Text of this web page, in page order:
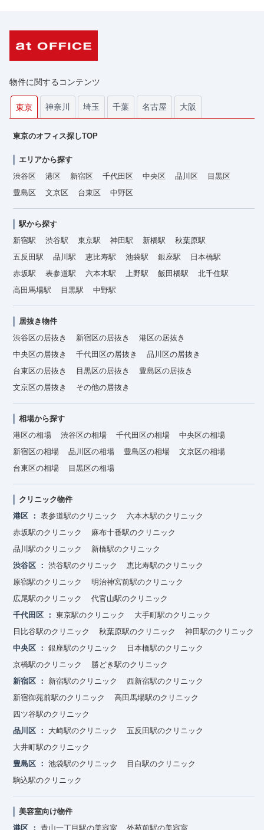
物件に関するコンテンツ
東京 神奈川 埼玉 千葉 名古屋 大阪
東京のオフィス探しTOP
エリアから探す
渋谷区
港区 新宿区 千代田区 中央区 品川区
目黒区
豊島区
文京区 台東区 中野区
駅から探す
新宿駅
渋谷駅 東京駅 神田駅 新橋駅
秋葉原駅
五反田駅
品川駅 恵比寿駅 池袋駅 銀座駅
日本橋駅
赤坂駅
表参道駅 六本木駅 上野駅 飯田橋駅
北千住駅
高田馬場駅
目黒駅 中野駅
居抜き物件
渋谷区の居抜き
新宿区の居抜き
港区の居抜き
中央区の居抜き
千代田区の居抜き
品川区の居抜き
台東区の居抜き
目黒区の居抜き
豊島区の居抜き
文京区の居抜き
その他の居抜き
相場から探す
港区の相場
渋谷区の相場 千代田区の相場
中央区の相場
新宿区の相場
品川区の相場 豊島区の相場
文京区の相場
台東区の相場
目黒区の相場
クリニック物件
港区
表参道駅のクリニック
六本木駅のクリニック
赤坂駅のクリニック
麻布十番駅のクリニック
品川駅のクリニック
新橋駅のクリニック
渋谷区
渋谷駅のクリニック
恵比寿駅のクリニック
原宿駅のクリニック
明治神宮前駅のクリニック
広尾駅のクリニック
代官山駅のクリニック
千代田区
東京駅のクリニック
大手町駅のクリニック
日比谷駅のクリニック
秋葉原駅のクリニック
神田駅のクリニック
中央区
銀座駅のクリニック
日本橋駅のクリニック
京橋駅のクリニック
勝どき駅のクリニック
新宿区
新宿駅のクリニック
西新宿駅のクリニック
新宿御苑前駅のクリニック
高田馬場駅のクリニック
四ツ谷駅のクリニック
品川区
大崎駅のクリニック
五反田駅のクリニック
大井町駅のクリニック
豊島区
池袋駅のクリニック
目白駅のクリニック
駒込駅のクリニック
美容室向け物件
港区
青山一丁目駅の美容室
外苑前駅の美容室